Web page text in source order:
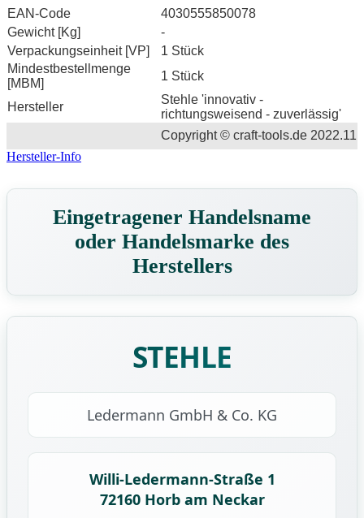
EAN-Code
4030555850078
Gewicht [Kg]
-
Verpackungseinheit [VP]
1 Stück
Mindestbestellmenge
[MBM]
1 Stück
Hersteller
Stehle 'innovativ -
richtungsweisend - zuverlässig'
Copyright © craft-tools.de 2022.11
Hersteller-Info
Eingetragener Handelsname
oder Handelsmarke des
Herstellers
STEHLE
Ledermann GmbH & Co. KG
Willi-Ledermann-Straße 1
72160 Horb am Neckar